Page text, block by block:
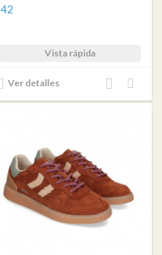
42
Vista rápida
Ver detalles
Añadir
Añadir
al